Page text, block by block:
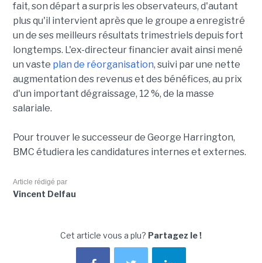
fait, son départ a surpris les observateurs, d'autant
plus qu'il intervient après que le groupe a enregistré
un de ses meilleurs résultats trimestriels depuis fort
longtemps. L'ex-directeur financier avait ainsi mené
un vaste plan de réorganisation, suivi par une nette
augmentation des revenus et des bénéfices, au prix
d'un important dégraissage, 12 %, de la masse
salariale.
Pour trouver le successeur de George Harrington,
BMC étudiera les candidatures internes et externes.
Article rédigé par
Vincent Delfau
Cet article vous a plu? Partagez le !